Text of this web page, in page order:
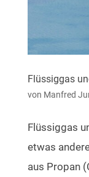
Flüssiggas
von Manfred
Flüssiggas
etwas
aus Propan